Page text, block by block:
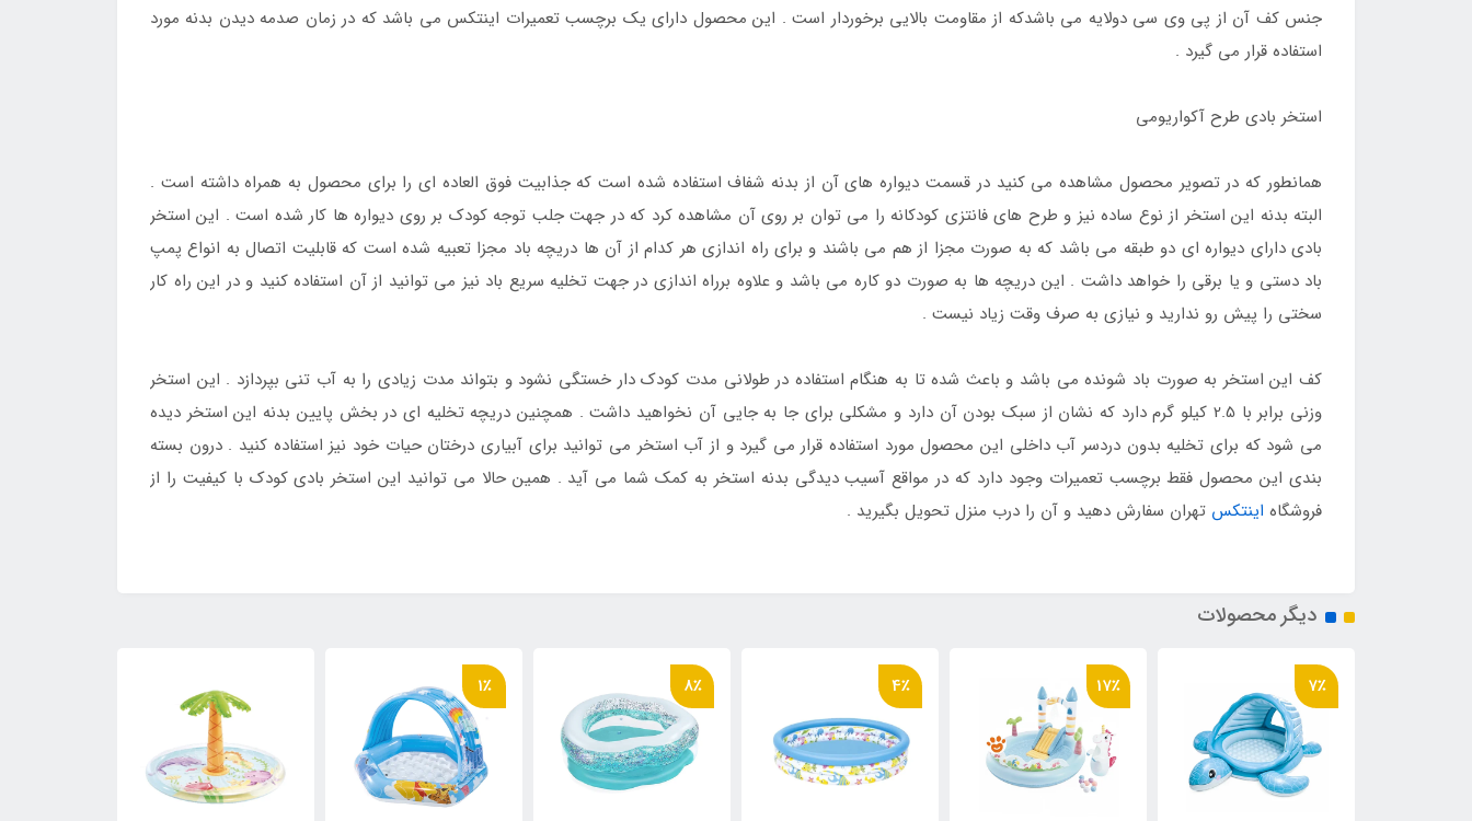
جنس کف آن از پی وی سی دولایه می باشدکه از مقاومت بالایی برخوردار است . این محصول دارای یک برچسب تعمیرات اینتکس می باشد که در زمان صدمه دیدن بدنه مورد
استفاده قرار می گیرد .
استخر بادی طرح آکواریومی
همانطور که در تصویر محصول مشاهده می کنید در قسمت دیواره های آن از بدنه شفاف استفاده شده است که جذابیت فوق العاده ای را برای محصول به همراه داشته است .
البته بدنه این استخر از نوع ساده نیز و طرح های فانتزی کودکانه را می توان بر روی آن مشاهده کرد که در جهت جلب توجه کودک بر روی دیواره ها کار شده است . این استخر
بادی دارای دیواره ای دو طبقه می باشد که به صورت مجزا از هم می باشند و برای راه اندازی هر کدام از آن ها دریچه باد مجزا تعبیه شده است که قابلیت اتصال به انواع پمپ
باد دستی و یا برقی را خواهد داشت . این دریچه ها به صورت دو کاره می باشد و علاوه برراه اندازی در جهت تخلیه سریع باد نیز می توانید از آن استفاده کنید و در این راه کار
سختی را پیش رو ندارید و نیازی به صرف وقت زیاد نیست .
کف این استخر به صورت باد شونده می باشد و باعث شده تا به هنگام استفاده در طولانی مدت کودک دار خستگی نشود و بتواند مدت زیادی را به آب تنی بپردازد . این استخر
وزنی برابر با 2.5 کیلو گرم دارد که نشان از سبک بودن آن دارد و مشکلی برای جا به جایی آن نخواهید داشت . همچنین دریچه تخلیه ای در بخش پایین بدنه این استخر دیده
می شود که برای تخلیه بدون دردسر آب داخلی این محصول مورد استفاده قرار می گیرد و از آب استخر می توانید برای آبیاری درختان حیات خود نیز استفاده کنید . درون بسته
بندی این محصول فقط برچسب تعمیرات وجود دارد که در مواقع آسیب دیدگی بدنه استخر به کمک شما می آید . همین حالا می توانید این استخر بادی کودک با کیفیت را از
فروشگاه اینتکس تهران سفارش دهید و آن را درب منزل تحویل بگیرید .
دیگر محصولات
7٪ 17٪ 4٪ 8٪ 1٪